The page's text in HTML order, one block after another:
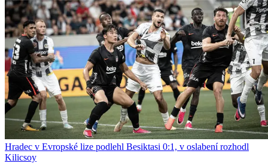
Hradec v Evropské lize podlehl Besiktasi 0:1, v oslabení rozhodl
Kilicsoy